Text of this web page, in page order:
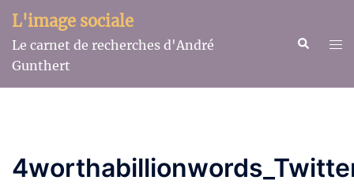
Aller
au
contenu
L'image sociale
Le carnet de recherches d'André
Gunthert